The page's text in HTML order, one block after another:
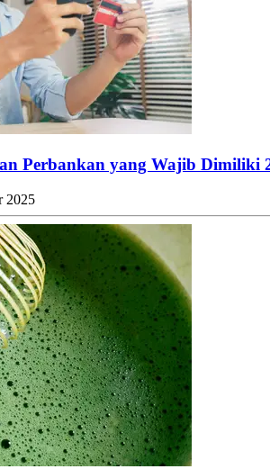
Perbankan yang Wajib Dimiliki
2025